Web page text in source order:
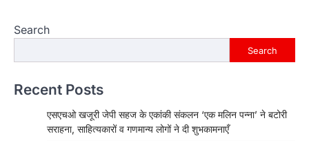
Search
Search
Recent Posts
एसएचओ खजूरी जेपी सहज के एकांकी संकलन ‘एक मलिन पन्ना’ ने बटोरी
सराहना, साहित्यकारों व गणमान्य लोगों ने दी शुभकामनाएँ